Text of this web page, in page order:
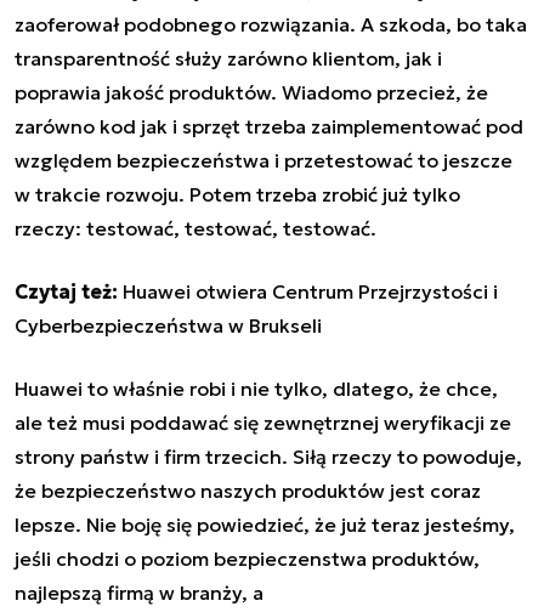
zaoferował podobnego rozwiązania. A szkoda, bo taka
transparentność służy zarówno klientom, jak i
poprawia jakość produktów. Wiadomo przecież, że
zarówno kod jak i sprzęt trzeba zaimplementować pod
względem bezpieczeństwa i przetestować to jeszcze
w trakcie rozwoju. Potem trzeba zrobić już tylko
rzeczy: testować, testować, testować.
Czytaj też: Huawei otwiera Centrum Przejrzystości i
Cyberbezpieczeństwa w Brukseli
Huawei to właśnie robi i nie tylko, dlatego, że chce,
ale też musi poddawać się zewnętrznej weryfikacji ze
strony państw i firm trzecich. Siłą rzeczy to powoduje,
że bezpieczeństwo naszych produktów jest coraz
lepsze. Nie boję się powiedzieć, że już teraz jesteśmy,
jeśli chodzi o poziom bezpieczenstwa produktów,
najlepszą firmą w branży, a